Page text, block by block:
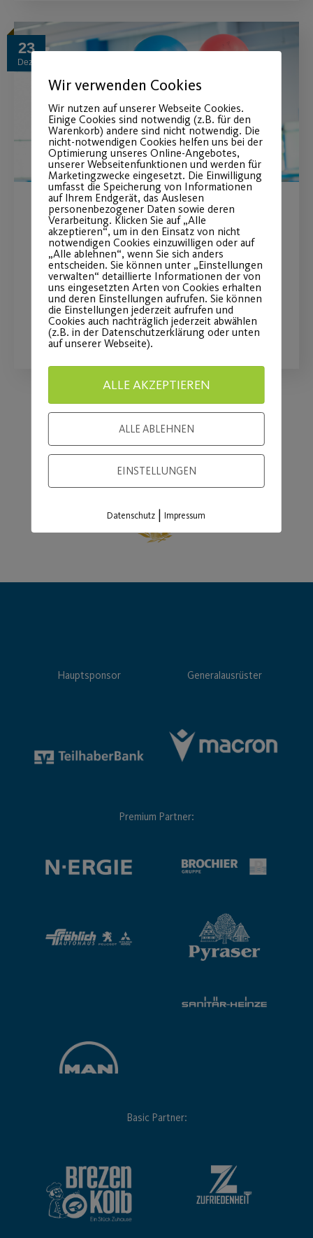
23
Dez.
Neue Präventionskurse ab
2023
Starte sportlich ins neue Jahr!
WEITERLESEN
Load More
Hauptsponsor Generalausrüster
Premium Partner:
Basic Partner:
Wir verwenden Cookies
Wir nutzen auf unserer Webseite Cookies.
Einige Cookies sind notwendig (z.B. für den
Warenkorb) andere sind nicht notwendig. Die
nicht-notwendigen Cookies helfen uns bei der
Optimierung unseres Online-Angebotes,
unserer Webseitenfunktionen und werden für
Marketingzwecke eingesetzt. Die Einwilligung
umfasst die Speicherung von Informationen
auf Ihrem Endgerät, das Auslesen
personenbezogener Daten sowie deren
Verarbeitung. Klicken Sie auf „Alle
akzeptieren“, um in den Einsatz von nicht
notwendigen Cookies einzuwilligen oder auf
„Alle ablehnen“, wenn Sie sich anders
entscheiden. Sie können unter „Einstellungen
verwalten“ detaillierte Informationen der von
uns eingesetzten Arten von Cookies erhalten
und deren Einstellungen aufrufen. Sie können
die Einstellungen jederzeit aufrufen und
Cookies auch nachträglich jederzeit abwählen
(z.B. in der Datenschutzerklärung oder unten
auf unserer Webseite).
ALLE AKZEPTIEREN
ALLE ABLEHNEN
EINSTELLUNGEN
Datenschutz |Impressum